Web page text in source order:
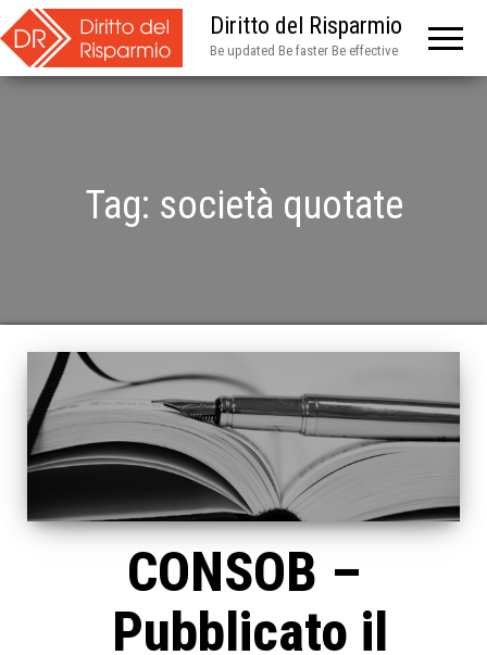
Diritto del Risparmio
Be updated Be faster Be effective
Tag: società quotate
CONSOB –
Pubblicato il